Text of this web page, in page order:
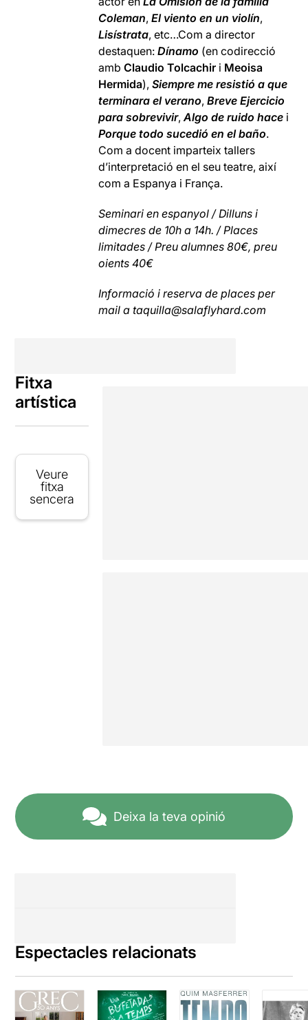
Coleman,El viento en un violín,
Lisístrata, etc…Com a director
destaquen:Dínamo (en codirecció
ambClaudio Tolcachir i Meoisa
Hermida),Siempre me resistió a que
terminara el verano,Breve Ejercicio
para sobrevivir,Algo de ruido hace i
Porque todo sucedió en el baño.
Com a docent imparteix tallers
d’interpretació en el seu teatre, així
com a Espanya i França.
Seminari en espanyol / Dilluns i
dimecres de 10h a 14h. / Places
limitades / Preu alumnes 80€, preu
oients 40€
Informació i reserva de places per
mail a taquilla@salaflyhard.com
Fitxa
artística
Veure
fitxa
sencera
Deixa la teva opinió
Espectacles relacionats